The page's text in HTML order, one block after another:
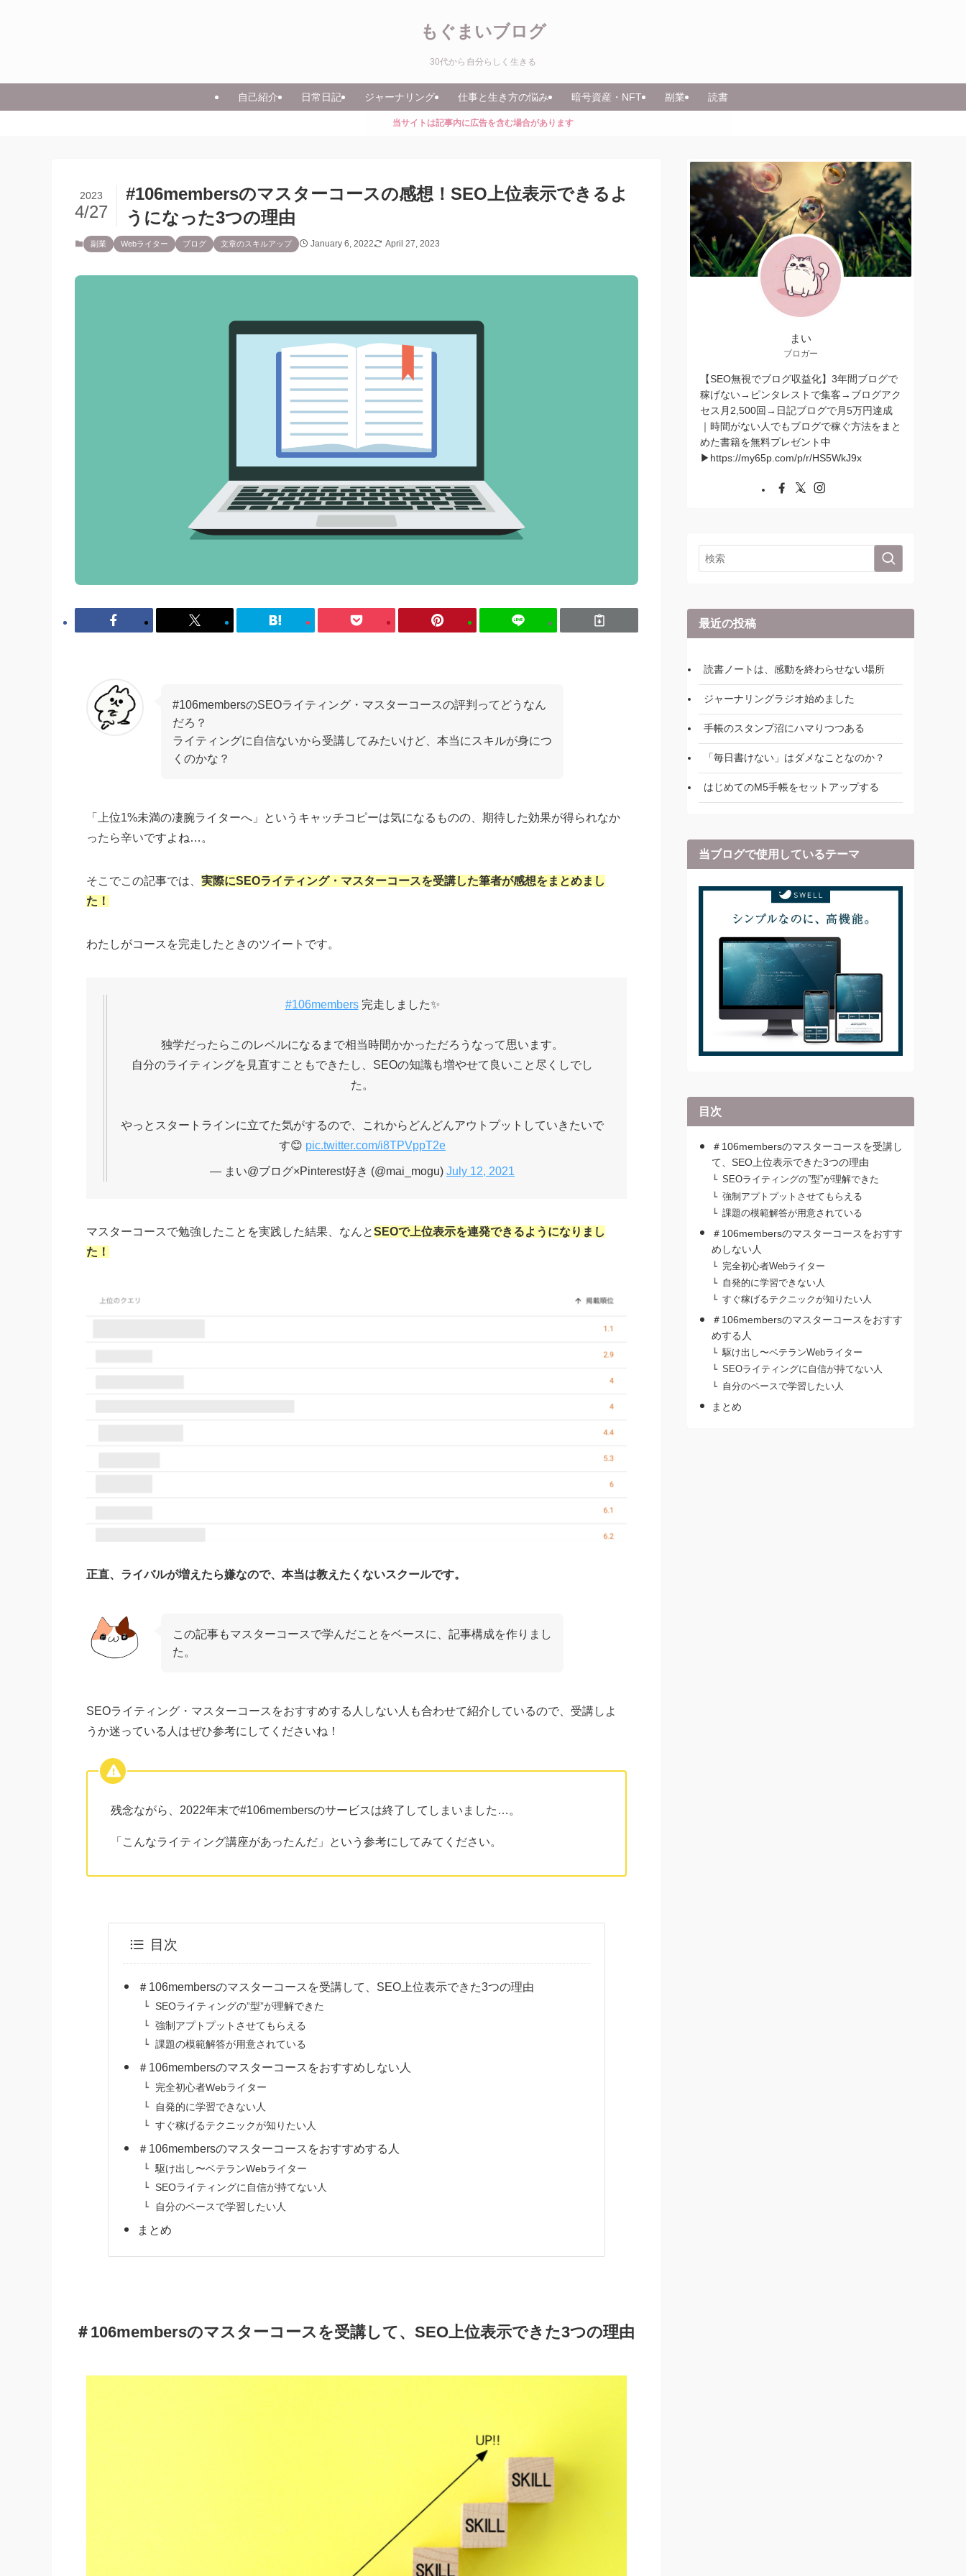
もぐまいブログ
30代から自分らしく生きる
自己紹介 日常日記 ジャーナリング 仕事と生き方の悩み 暗号資産・NFT 副業 読書
当サイトは記事内に広告を含む場合があります
#106membersのマスターコースの感想！SEO上位表示できるよ
うになった3つの理由
2023
4/27
副業 Webライター ブログ 文章のスキルアップ January 6, 2022 April 27, 2023
#106membersのSEOライティング・マスターコースの評判ってどうなん
だろ？
ライティングに自信ないから受講してみたいけど、本当にスキルが身につ
くのかな？
「上位1%未満の凄腕ライターへ」というキャッチコピーは気になるものの、期待した効果が得られなか
ったら辛いですよね…。
そこでこの記事では、 実際にSEOライティング・マスターコースを受講した筆者が感想をまとめまし
た！
わたしがコースを完走したときのツイートです。
#106members完走しました✨
独学だったらこのレベルになるまで相当時間かかっただろうなって思います。
自分のライティングを見直すこともできたし、SEOの知識も増やせて良いこと尽くしでし
た。
やっとスタートラインに立てた気がするので、これからどんどんアウトプットしていきたいで
す😊 pic.twitter.com/i8TPVppT2e
— まい@ブログ×Pinterest好き (@mai_mogu) July 12, 2021
マスターコースで勉強したことを実践した結果、なんとSEOで上位表示を連発できるようになりまし
た！
正直、ライバルが増えたら嫌なので、本当は教えたくないスクールです。
この記事もマスターコースで学んだことをベースに、記事構成を作りまし
た。
SEOライティング・マスターコースをおすすめする人しない人も合わせて紹介しているので、受講しよ
うか迷っている人はぜひ参考にしてくださいね！
残念ながら、2022年末で#106membersのサービスは終了してしまいました…。
「こんなライティング講座があったんだ」という参考にしてみてください。
目次
＃106membersのマスターコースを受講して、SEO上位表示できた3つの理由
SEOライティングの”型”が理解できた
強制アプトプットさせてもらえる
課題の模範解答が用意されている
＃106membersのマスターコースをおすすめしない人
完全初心者Webライター
自発的に学習できない人
すぐ稼げるテクニックが知りたい人
＃106membersのマスターコースをおすすめする人
駆け出し〜ベテランWebライター
SEOライティングに自信が持てない人
自分のペースで学習したい人
まとめ
＃106membersのマスターコースを受講して、SEO上位表示できた3つの理由
まい
ブロガー
【SEO無視でブログ収益化】3年間ブログで
稼げない→ピンタレストで集客→ブログアク
セス月2,500回→日記ブログで月5万円達成
｜時間がない人でもブログで稼ぐ方法をまと
めた書籍を無料プレゼント中
▶︎https://my65p.com/p/r/HS5WkJ9x
最近の投稿
読書ノートは、感動を終わらせない場所
ジャーナリングラジオ始めました
手帳のスタンプ沼にハマりつつある
「毎日書けない」はダメなことなのか？
はじめてのM5手帳をセットアップする
当ブログで使用しているテーマ
目次
＃106membersのマスターコースを受講し
て、SEO上位表示できた3つの理由
SEOライティングの”型”が理解できた
強制アプトプットさせてもらえる
課題の模範解答が用意されている
＃106membersのマスターコースをおすす
めしない人
完全初心者Webライター
自発的に学習できない人
すぐ稼げるテクニックが知りたい人
＃106membersのマスターコースをおすす
めする人
駆け出し〜ベテランWebライター
SEOライティングに自信が持てない人
自分のペースで学習したい人
まとめ